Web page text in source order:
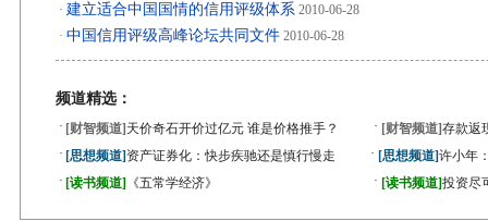
· 建立适合中国国情的信用评级体系 2010-06-28
· 中国信用评级高峰论坛共同文件 2010-06-28
频道精选：
· [财智频道] 天价奇石开价过亿元 谁是价格推手？ · [财智频道]存款返
· [思想频道] 资产证券化：快步疾驰还是慎行慢走 · [思想频道]许小年
· [读书频道] 《五常学经济》 · [读书频道]投资尽